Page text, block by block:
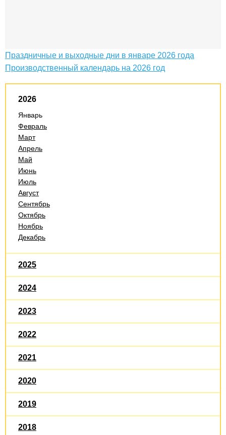
Праздничные и выходные дни в январе 2026 года
Производственный календарь на 2026 год
2026
Январь
Февраль
Март
Апрель
Май
Июнь
Июль
Август
Сентябрь
Октябрь
Ноябрь
Декабрь
2025
2024
2023
2022
2021
2020
2019
2018